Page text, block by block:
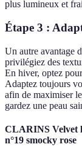
plus lumineux et
Étape 3 :
Un autre avantage
privilégiez des
En hiver, optez
Adaptez toujours
afin de maximiser
gardez une peau
CLARINS Velvet
n°19 smocky rose